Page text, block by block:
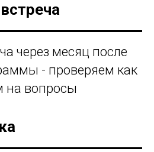
через месяц после
- проверяем как
на вопросы